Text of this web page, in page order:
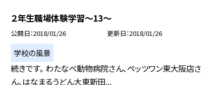
２年生職場体験学習〜13〜
公開日 2018/01/26 更新日 2018/01/26
学校の風景
続きです。 わたなべ動物病院さん、ペッツワン東大阪店さ
ん、はなまるうどん大東新田...